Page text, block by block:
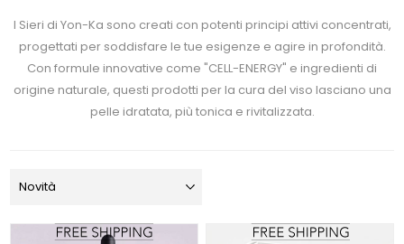
I Sieri di Yon-Ka sono creati con potenti principi attivi concentrati,
progettati per soddisfare le tue esigenze e agire in profondità.
Con formule innovative come "CELL-ENERGY" e ingredienti di
origine naturale, questi prodotti per la cura del viso lasciano una
pelle idratata, più tonica e rivitalizzata.